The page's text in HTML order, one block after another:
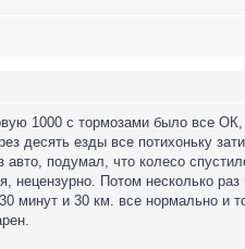
1000 с тормозами было все
десять езды все потихоньку
подумал, что колесо
Потом несколько раз
минут и 30 км. все нормально и